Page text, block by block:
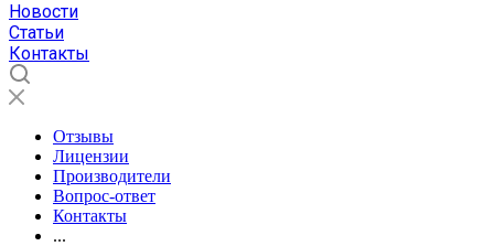
Новости
Статьи
Контакты
Отзывы
Лицензии
Производители
Вопрос-ответ
Контакты
...